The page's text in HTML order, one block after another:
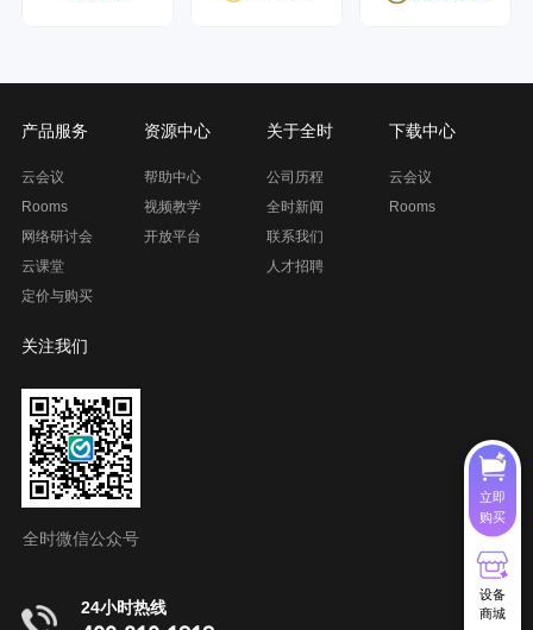
产品服务
云会议
Rooms
网络研讨会
云课堂
定价与购买
资源中心
帮助中心
视频教学
开放平台
关于全时
公司历程
全时新闻
联系我们
人才招聘
下载中心
云会议
Rooms
关注我们
全时微信公众号
24小时热线
立即
购买
设备
商城